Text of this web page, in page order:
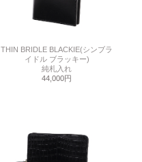
THIN BRIDLE BLACKIE(シンブラ
イドル ブラッキー)
純札入れ
44,000円